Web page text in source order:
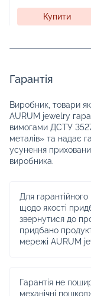
Купити
Гарантія
Виробник, товари
AURUM jewelry
вимогами ДСТУ
металів» та надає
усунення
виробника.
Для
щодо якості
звернутися до
придбано
мережі AURUM
Гарантія не
механічні